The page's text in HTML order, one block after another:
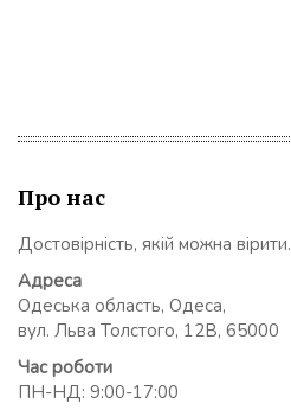
Про нас
Достовірність, якій можна вірити.
Адреса
Одеська область, Одеса,
вул. Льва Толстого, 12В, 65000
Час роботи
ПН-НД: 9:00-17:00